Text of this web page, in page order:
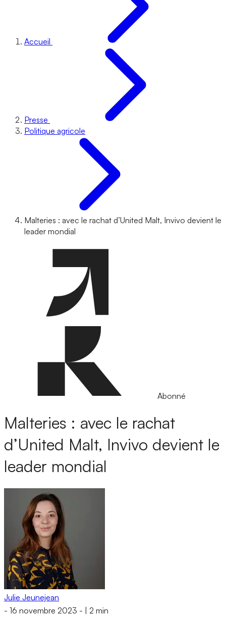
Accueil
Presse
Politique agricole
Malteries : avec le rachat d’United Malt, Invivo devient le
leader mondial
Abonné
Malteries : avec le rachat
d’United Malt, Invivo devient le
leader mondial
Julie Jeunejean
- 16 novembre 2023 - 2 min